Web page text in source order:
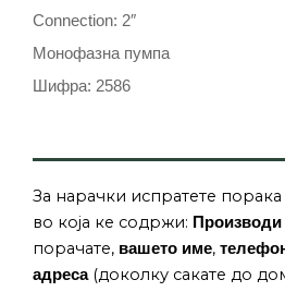
Connection: 2″
Монофазна пумпа
Шифра: 2586
За нарачки испратете
во која ке содржи: Производи
порачате, вашето име,
адреса(доколку сакате до